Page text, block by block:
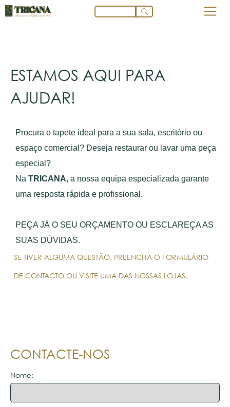
ESTAMOS AQUI PARA
AJUDAR!
Procura o tapete ideal para a sua sala, escritório ou
espaço comercial? Deseja restaurar ou lavar uma peça
especial?
Na TRICANA, a nossa equipa especializada garante
uma resposta rápida e profissional.
PEÇA JÁ O SEU ORÇAMENTO OU ESCLAREÇA AS
SUAS DÚVIDAS.
SE TIVER ALGUMA QUESTÃO, PREENCHA O FORMULÁRIO
DE CONTACTO OU VISITE UMA DAS NOSSAS LOJAS.
CONTACTE-NOS
Nome: